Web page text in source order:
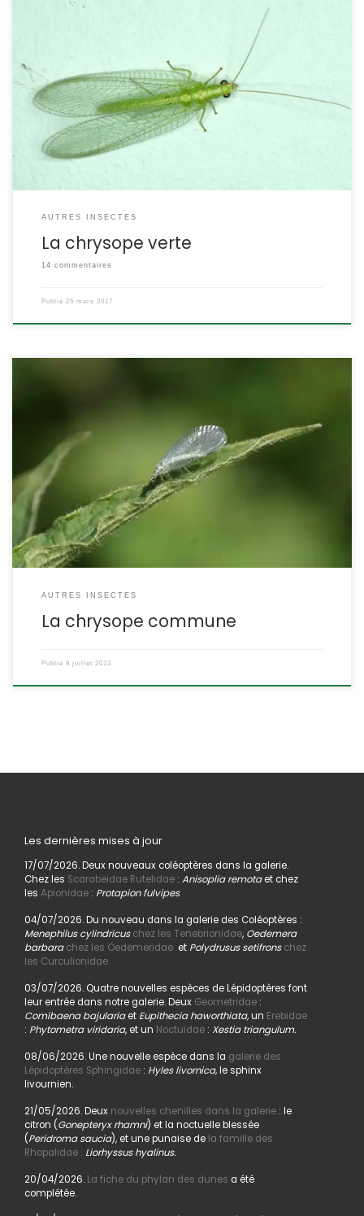
C’est l’espèce de chrysope la plus répandue. Entièrement verte,
elle se caractérise aussi par le régime alimentaire des adultes
qui préfèrent le miellat et le pollen aux pucerons. Chrysoperla
carnea Stephens,1836 POSITION SYSTÉMATIQUE : Insecte
Neuroptère Famille des Chrysopidae ETYMOLOGIE : Chrysoperla
vient de Chrysopa qui veut dire « aux yeux dorés ». En anglais, elle
AUTRES INSECTES
La chrysope verte
14 commentaires
Publié 25 mars 2017
D’aspect frêle, au corps vert et aux longues ailes membraneuses,
et malgré son vol un peu incertain, la chrysope est en réalité un
carnassier dans nos jardins. A l’instar des coccinelles, la larve et
l’adulte sont de féroces consommateurs de pucerons. Chrysopa
perla Le lion des pucerons POSITION SYSTÉMATIQUE : Insecte
Neuroptère Famille […]
AUTRES INSECTES
La chrysope commune
Publié 8 juillet 2013
Les dernières mises à jour
17/07/2026. Deux nouveaux coléoptères dans la galerie.
Chez les Scarabeidae Rutelidae: Anisoplia remotaet chez
les Apionidae: Protapion fulvipes
04/07/2026. Du nouveau dans la galerie des Coléoptères :
Menephilus cylindricus chez les Tenebrionidae,Oedemera
barbara chez les Oedemeridaeet Polydrusus setifrons chez
les Curculionidae.
03/07/2026. Quatre nouvelles espèces de Lépidoptères font
leur entrée dans notre galerie. Deux Geometridae:
Comibaena bajulariaet Eupithecia haworthiata,un Erebidae
: Phytometra viridaria, et un Noctuidae: Xestia triangulum.
08/06/2026. Une nouvelle espèce dans la galerie des
Lépidoptères Sphingidae: Hyles livornica,le sphinx
livournien.
21/05/2026. Deux nouvelles chenilles dans la galerie : le
citron (Gonepteryx rhamni) et la noctuelle blessée
(Peridroma saucia), et une punaise dela famille des
Rhopalidae : Liorhyssus hyalinus.
20/04/2026. La fiche du phylan des dunes a été
complétée.